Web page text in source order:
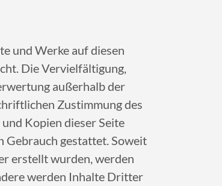
und Werke auf diesen
Die Vervielfältigung,
außerhalb der
Zustimmung des
Kopien dieser Seite
Gebrauch gestattet. Soweit
erstellt wurden, werden
werden Inhalte Dritter